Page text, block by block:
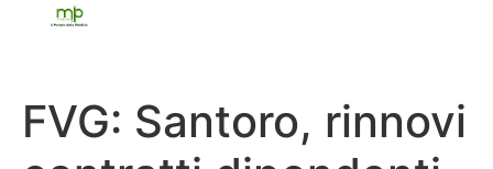
FVG: Santoro, rinnovi